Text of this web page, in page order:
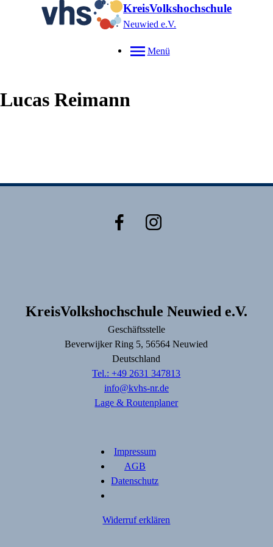
KreisVolkshochschule
Neuwied e.V.
Menü
Lucas Reimann
KreisVolkshochschule Neuwied e.V.
Geschäftsstelle
Beverwijker Ring 5, 56564Neuwied
Deutschland
Tel.: +49 2631 347813
info@kvhs-nr.de
Lage & Routenplaner
Impressum
AGB
Datenschutz
Widerruf erklären